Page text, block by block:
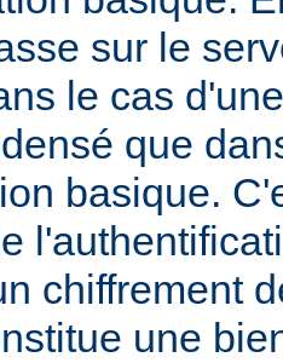
sur le
le cas
que
basique.
chiffrement
une